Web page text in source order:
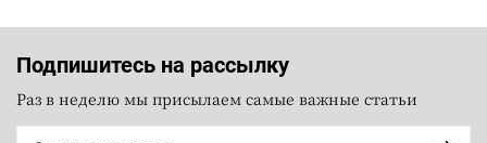
Подпишитесь на рассылку
Раз в неделю мы присылаем самые важные статьи